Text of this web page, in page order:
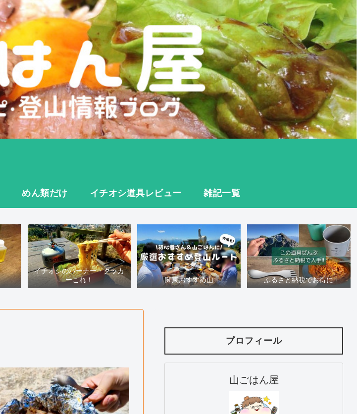
めん類だけ イチオシ道具レビュー 雑記一覧
イチオシのバーナー・クッカ
ーこれ！
関東おすすめ山 ふるさと納税でお得に
プロフィール
山ごはん屋